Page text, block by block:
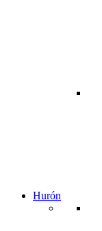
Hurón